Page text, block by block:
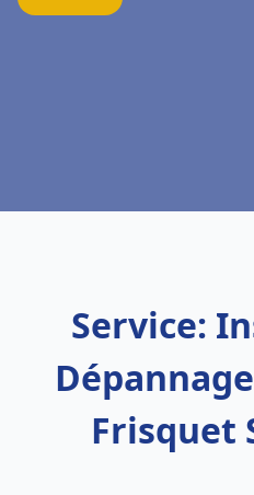
Service:
Frisquet